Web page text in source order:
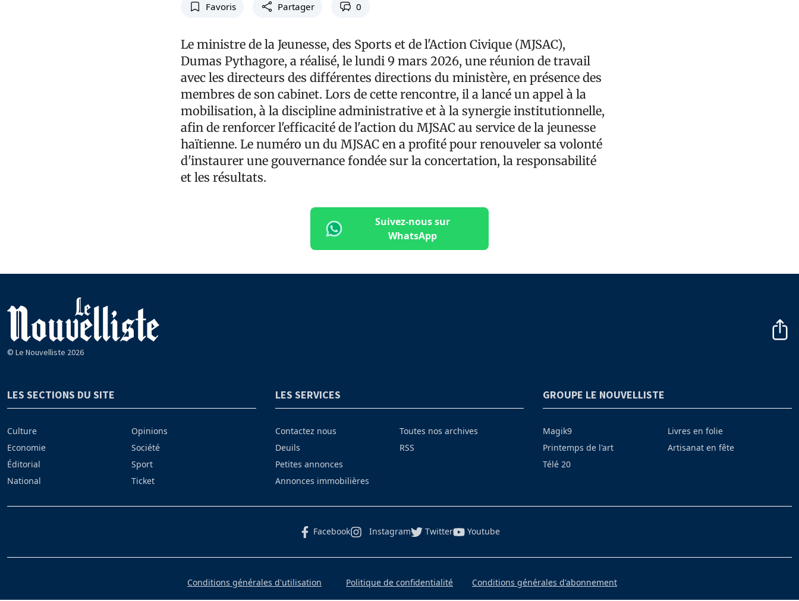
Favoris Partager 0
Le ministre de la Jeunesse, des Sports et de l'Action Civique (MJSAC),
Dumas Pythagore, a réalisé, le lundi 9 mars 2026, une réunion de travail
avec les directeurs des différentes directions du ministère, en présence des
membres de son cabinet. Lors de cette rencontre, il a lancé un appel à la
mobilisation, à la discipline administrative et à la synergie institutionnelle,
afin de renforcer l'efficacité de l'action du MJSAC au service de la jeunesse
haïtienne. Le numéro un du MJSAC en a profité pour renouveler sa volonté
d'instaurer une gouvernance fondée sur la concertation, la responsabilité
et les résultats.
Suivez-nous sur
WhatsApp
© Le Nouvelliste 2026
LES SECTIONS DU SITE
Culture
Economie
Éditorial
National
Opinions
Société
Sport
Ticket
LES SERVICES
Contactez nous
Deuils
Petites annonces
Annonces immobilières
Toutes nos archives
RSS
GROUPE LE NOUVELLISTE
Magik9
Printemps de l'art
Télé 20
Livres en folie
Artisanat en fête
Facebook Instagram Twitter Youtube
Conditions générales d'utilisation Politique de confidentialité Conditions générales d'abonnement